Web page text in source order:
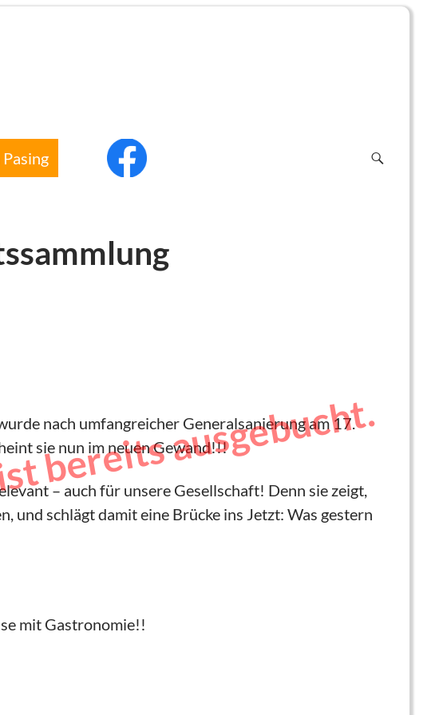
f
nach umfangreicher Generalsanierung am 17.
sie nun im neuen Gewand!!!
– auch für unsere Gesellschaft! Denn sie zeigt,
und schlägt damit eine Brücke ins Jetzt: Was gestern
bereits ausgebucht.
mit Gastronomie!!